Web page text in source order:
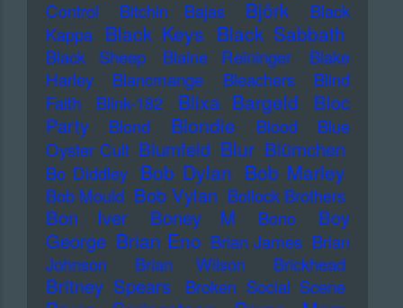
Control
Bitchin Bajas Björk
Black
Kappa Black Keys Black Sabbath
Black Sheep Blaine Reininger
Blake
Harley
Blancmange Bleachers
Blind
Faith
Blink-182 Blixa Bargeld
Bloc
Party
Blond Blondie Blood
Blue
Oyster Cult Blumfeld Blur Blümchen
Bo Diddley Bob Dylan Bob Marley
Bob Mould Bob Vylan Bollock Brothers
Bon Iver Boney M Bono
Boy
George Brian Eno Brian James Brian
Johnson
Brian Wilson Brickhead
Britney Spears Broken Social Scene